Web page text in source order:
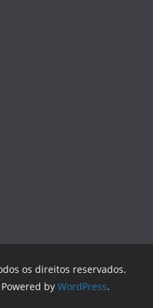
os direitos reservados.
by WordPress.